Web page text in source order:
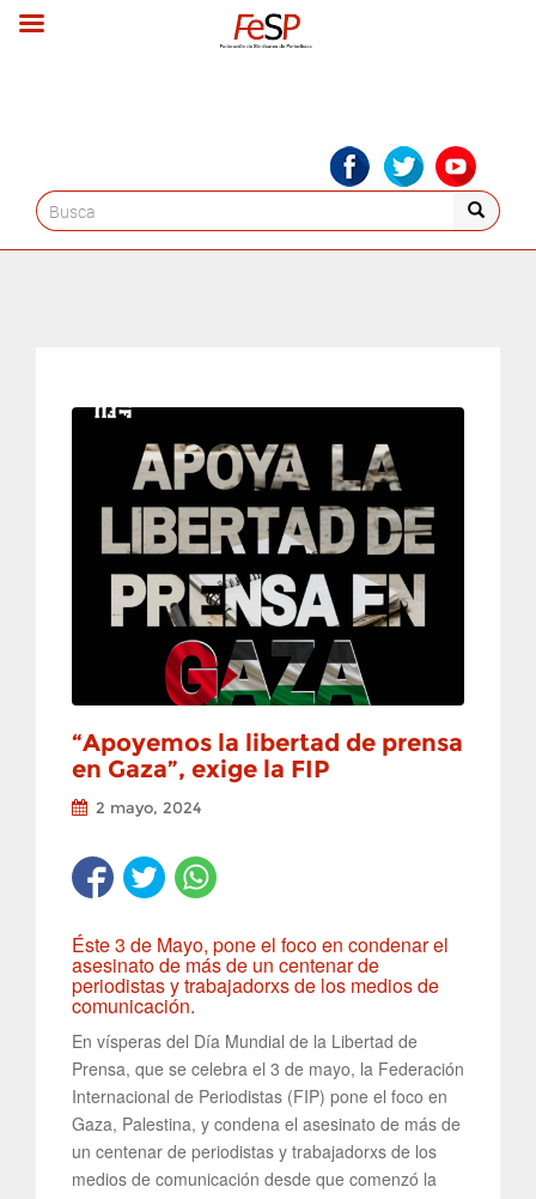
Search
for:
“Apoyemos la libertad de prensa
en Gaza”, exige la FIP
2 mayo, 2024
Éste 3 de Mayo, pone el foco en condenar el
asesinato de más de un centenar de
periodistas y trabajadorxs de los medios de
comunicación.
En vísperas del Día Mundial de la Libertad de
Prensa, que se celebra el 3 de mayo, la Federación
Internacional de Periodistas (FIP) pone el foco en
Gaza, Palestina, y condena el asesinato de más de
un centenar de periodistas y trabajadorxs de los
medios de comunicación desde que comenzó la